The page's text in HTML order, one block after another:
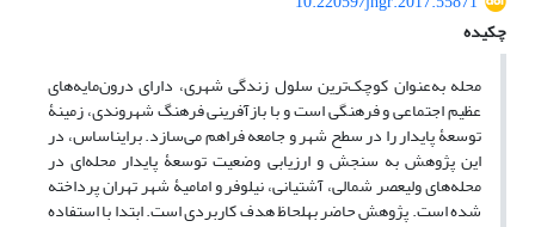
چکیده
محله به‌عنوان کوچک‌ترین سلول زندگی شهری، دارای درون‌مایه‌های
عظیم اجتماعی و فرهنگی است و با بازآفرینی فرهنگ شهروندی، زمینۀ
توسعۀ پایدار را در سطح شهر و جامعه فراهم می‌سازد. براین­اساس، در
این پژوهش به سنجش و ارزیابی وضعیت توسعۀ پایدار محله‌ای در
محله‌های ولی­عصر شمالی، آشتیانی، نیلوفر و امامیۀ شهر تهران پرداخته
شده است. پژوهش حاضر به­لحاظ هدف کاربردی است. ابتدا با استفاده